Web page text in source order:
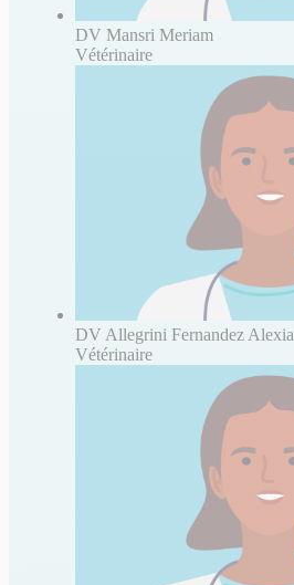
DV Mansri Meriam
Vétérinaire
DV Allegrini Fernandez Alexia
Vétérinaire